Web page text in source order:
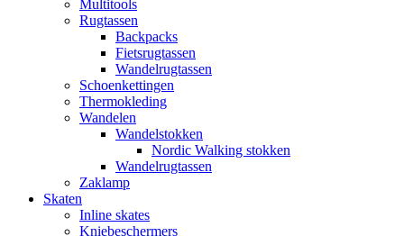
Multitools
Rugtassen
Backpacks
Fietsrugtassen
Wandelrugtassen
Schoenkettingen
Thermokleding
Wandelen
Wandelstokken
Nordic Walking stokken
Wandelrugtassen
Zaklamp
Skaten
Inline skates
Kniebeschermers